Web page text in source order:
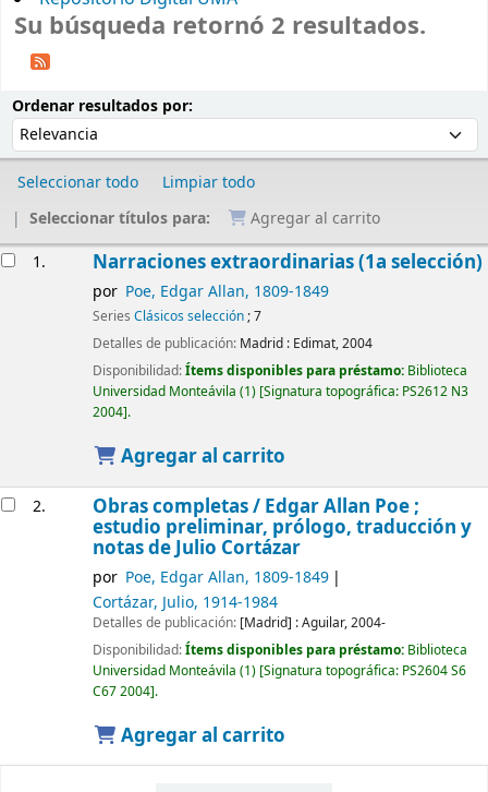
Su búsqueda retornó 2 resultados.
Ordenar resultados por:
Seleccionar todo
Limpiar todo
Seleccionar títulos para:
Agregar al carrito
1. Narraciones extraordinarias (1a selección)
por Poe, Edgar Allan, 1809-1849
Series Clásicos selección; 7
Detalles de publicación: Madrid : Edimat,2004
Disponibilidad:Ítems disponibles para préstamo: Biblioteca
Universidad Monteávila (1) Signatura topográfica: PS2612 N3
2004 .
Agregar al carrito
2. Obras completas / Edgar Allan Poe ;
estudio preliminar, prólogo, traducción y
notas de Julio Cortázar
por Poe, Edgar Allan, 1809-1849
Cortázar, Julio, 1914-1984
Detalles de publicación: [Madrid] :Aguilar,2004-
Disponibilidad:Ítems disponibles para préstamo: Biblioteca
Universidad Monteávila (1) Signatura topográfica: PS2604 S6
C67 2004 .
Agregar al carrito